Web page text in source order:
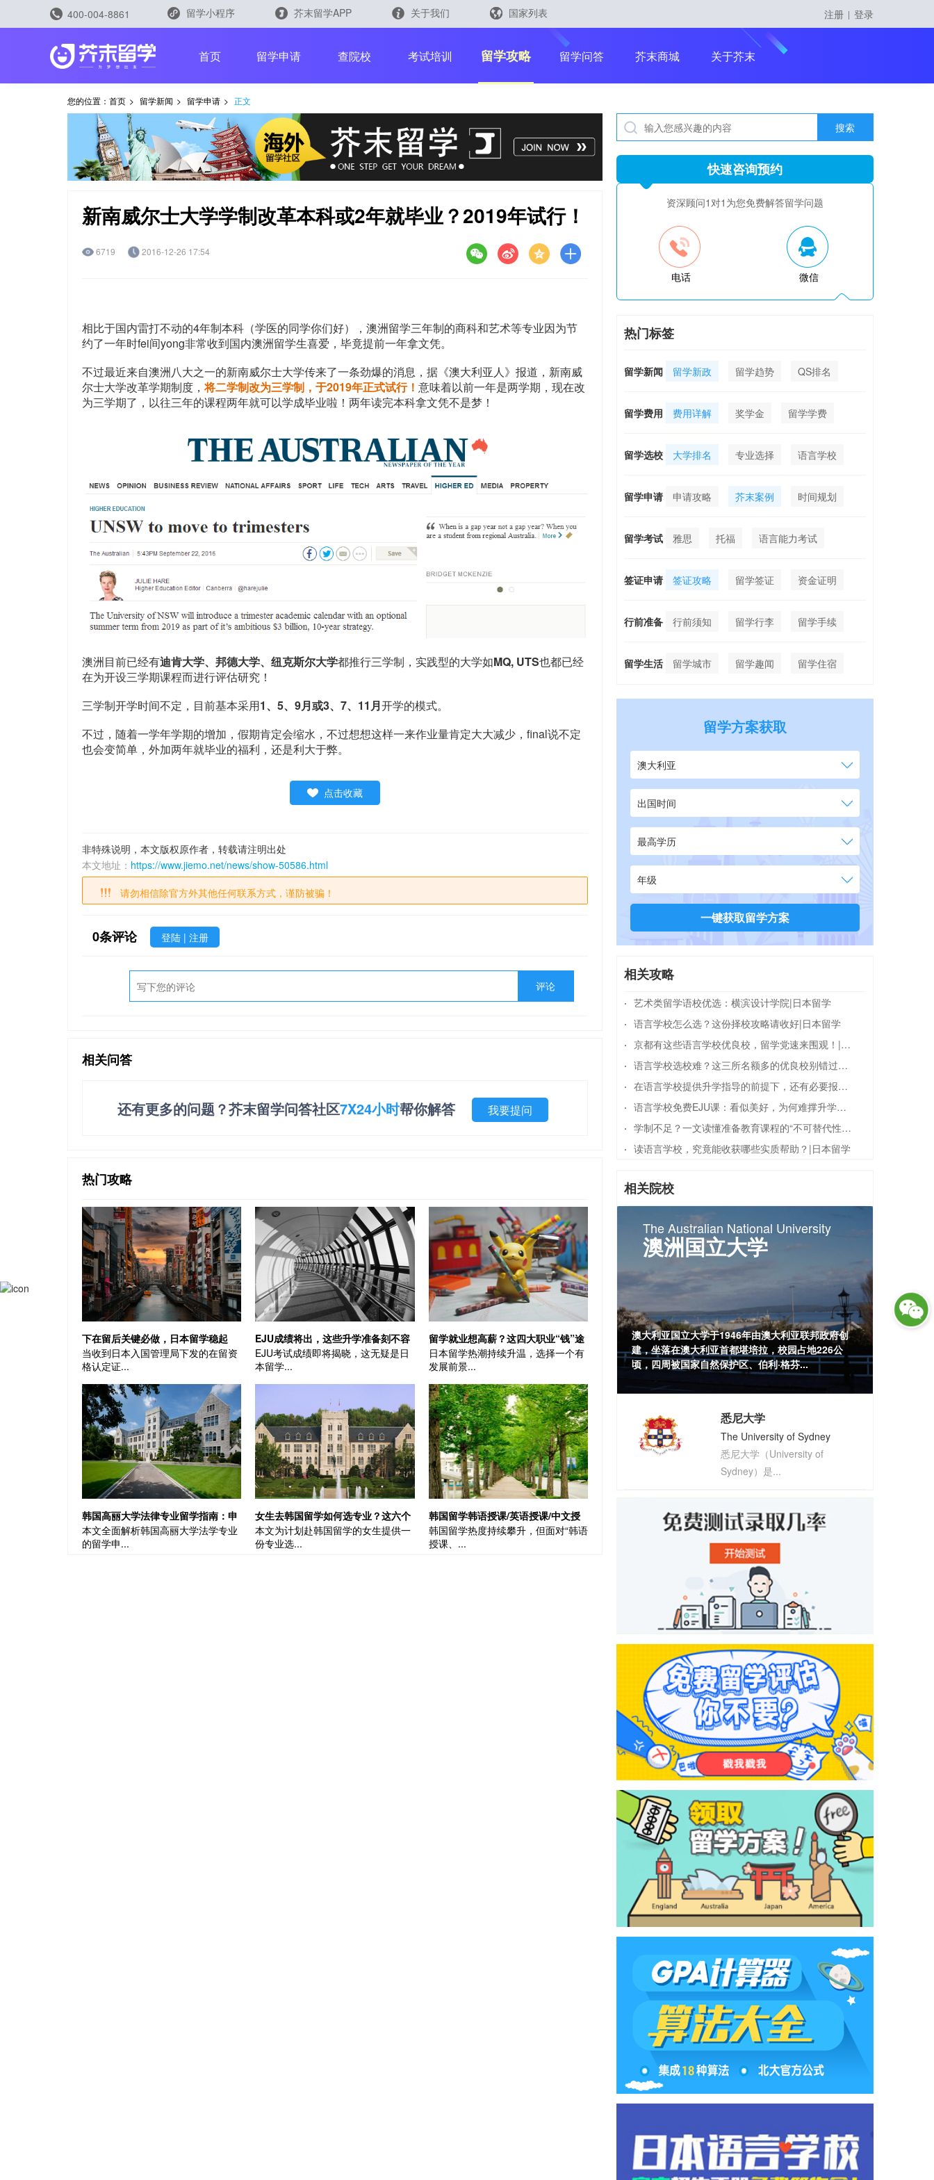
400-004-8861 留学小程序
留学评测
留学规划助手 留学申请助手 芥末留学官方小程序
芥末留学APP 关于我们
国家列表
注册 | 登录
首页 留学申请 查院校 考试培训 留学攻略 留学问答 芥末商城 关于芥末
您的位置： 首页 > 留学新闻 > 留学申请 > 正文
新南威尔士大学学制改革本科或2年就毕业？2019年试行！
6719 2016-12-26 17:54
相比于国内雷打不动的4年制本科（学医的同学你们好），澳洲留学三年制的商科和艺术等专业因为节
约了一年时fei间yong非常收到国内澳洲留学生喜爱，毕竟提前一年拿文凭。
不过最近来自澳洲八大之一的新南威尔士大学传来了一条劲爆的消息，据《澳大利亚人》报道，新南威
尔士大学改革学期制度，将二学制改为三学制，于2019年正式试行！ 意味着以前一年是两学期，现在改
为三学期了，以往三年的课程两年就可以学成毕业啦！两年读完本科拿文凭不是梦！
澳洲目前已经有迪肯大学、邦德大学、纽克斯尔大学都推行三学制，实践型的大学如MQ, UTS也都已经
在为开设三学期课程而进行评估研究！
三学制开学时间不定，目前基本采用1、5、9月或3、7、11月开学的模式。
不过，随着一学年学期的增加，假期肯定会缩水，不过想想这样一来作业量肯定大大减少，final说不定
也会变简单，外加两年就毕业的福利，还是利大于弊。
点击收藏
非特殊说明，本文版权原作者，转载请注明出处
本文地址： https://www.jiemo.net/news/show-50586.html
请勿相信除官方外其他任何联系方式，谨防被骗！
0条评论 登陆 | 注册
评论
相关问答
还有更多的问题？芥末留学问答社区7X24小时帮你解答 我要提问
热门攻略
下在留后关键必做，日本留学稳起
步！|留学申请
当收到日本入国管理局下发的在留资
格认定证...
EJU成绩将出，这些升学准备刻不容
缓！|日本留学
EJU考试成绩即将揭晓，这无疑是日
本留学...
留学就业想高薪？这四大职业“钱”途
光明|日本留学
日本留学热潮持续升温，选择一个有
发展前景...
韩国高丽大学法律专业留学指南：申
请条件与课程介绍
本文全面解析韩国高丽大学法学专业
的留学申...
女生去韩国留学如何选专业？这六个
方向值得了解
本文为计划赴韩国留学的女生提供一
份专业选...
韩国留学韩语授课/英语授课/中文授
课项目怎么选择？！
韩国留学热度持续攀升，但面对“韩语
授课、...
搜索
快速咨询预约
资深顾问1对1为您免费解答留学问题
电话 微信
热门标签
留学新闻 留学新政 留学趋势 QS排名
留学费用 费用详解 奖学金 留学学费
留学选校 大学排名 专业选择 语言学校
留学申请 申请攻略 芥末案例 时间规划
留学考试 雅思 托福 语言能力考试
签证申请 签证攻略 留学签证 资金证明
行前准备 行前须知 留学行李 留学手续
留学生活 留学城市 留学趣闻 留学住宿
留学方案获取
相关攻略
· 艺术类留学语校优选：横滨设计学院|日本留学
· 语言学校怎么选？这份择校攻略请收好|日本留学
· 京都有这些语言学校优良校，留学党速来围观！|日本留学
· 语言学校选校难？这三所名额多的优良校别错过！|日本留学
· 在语言学校提供升学指导的前提下，还有必要报私塾吗？|日本留学
· 语言学校免费EJU课：看似美好，为何难撑升学梦？|日本留学
· 学制不足？一文读懂准备教育课程的“不可替代性”|日本留学
· 读语言学校，究竟能收获哪些实质帮助？|日本留学
相关院校
The Australian National University
澳洲国立大学
澳大利亚国立大学于1946年由澳大利亚联邦政府创
建，坐落在澳大利亚首都堪培拉，校园占地226公
顷，四周被国家自然保护区、伯利·格芬...
悉尼大学
The University of Sydney
悉尼大学（University of
Sydney）是...